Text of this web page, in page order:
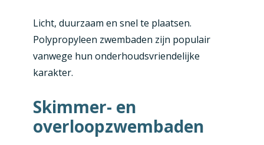
Licht, duurzaam en snel te plaatsen.
Polypropyleen zwembaden zijn populair
vanwege hun onderhoudsvriendelijke
karakter.
Skimmer- en
overloopzwembaden